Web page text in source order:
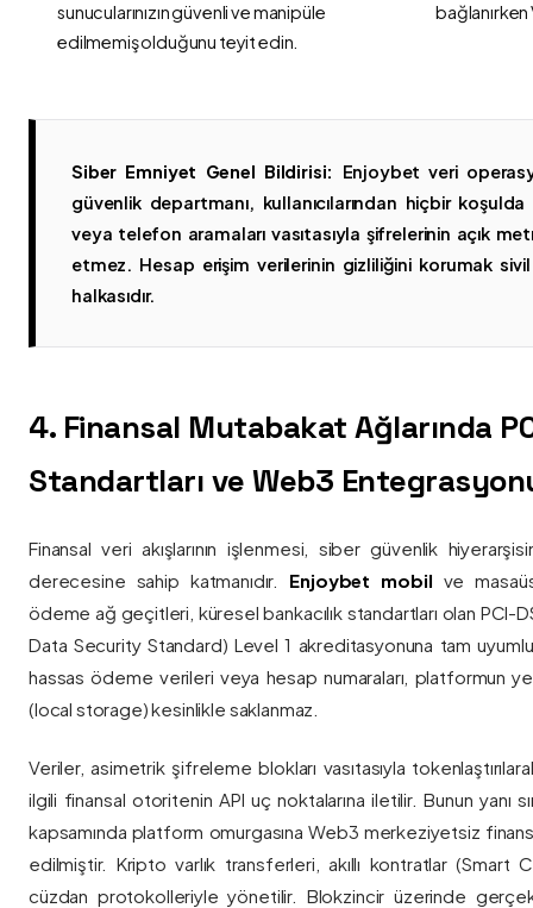
sunucularınızın güvenli ve manipüle
edilmemiş olduğunu teyit edin.
bağlanırken
Siber Emniyet Genel Bildirisi:
Enjoybet veri
güvenlik departmanı, kullanıcılarından hiçbir
veya telefon aramaları vasıtasıyla şifrelerinin açık
etmez. Hesap erişim verilerinin gizliliğini korumak
halkasıdır.
4. Finansal Mutabakat Ağlarında
Standartları ve Web3
Finansal veri akışlarının işlenmesi, siber güvenlik
derecesine sahip katmanıdır. Enjoybet mobil ve
ödeme ağ geçitleri, küresel bankacılık standartları olan PCI-
Data Security Standard) Level 1 akreditasyonuna tam
hassas ödeme verileri veya hesap numaraları, platformun
(local storage) kesinlikle saklanmaz.
Veriler, asimetrik şifreleme blokları vasıtasıyla
ilgili finansal otoritenin API uç noktalarına iletilir. Bunun yanı
kapsamında platform omurgasına Web3 merkeziyetsiz
edilmiştir. Kripto varlık transferleri, akıllı kontratlar (Smart
cüzdan protokolleriyle yönetilir. Blokzincir üzerinde